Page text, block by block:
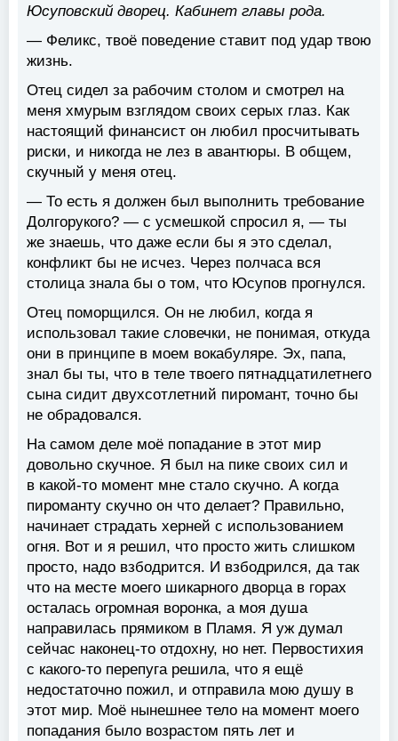
Юсуповский дворец. Кабинет главы рода.
— Феликс, твоё поведение ставит под удар твою
жизнь.
Отец сидел за рабочим столом и смотрел на
меня хмурым взглядом своих серых глаз. Как
настоящий финансист он любил просчитывать
риски, и никогда не лез в авантюры. В общем,
скучный у меня отец.
— То есть я должен был выполнить требование
Долгорукого? — с усмешкой спросил я, — ты
же знаешь, что даже если бы я это сделал,
конфликт бы не исчез. Через полчаса вся
столица знала бы о том, что Юсупов прогнулся.
Отец поморщился. Он не любил, когда я
использовал такие словечки, не понимая, откуда
они в принципе в моем вокабуляре. Эх, папа,
знал бы ты, что в теле твоего пятнадцатилетнего
сына сидит двухсотлетний пиромант, точно бы
не обрадовался.
На самом деле моё попадание в этот мир
довольно скучное. Я был на пике своих сил и
в какой-то момент мне стало скучно. А когда
пироманту скучно он что делает? Правильно,
начинает страдать херней с использованием
огня. Вот и я решил, что просто жить слишком
просто, надо взбодрится. И взбодрился, да так
что на месте моего шикарного дворца в горах
осталась огромная воронка, а моя душа
направилась прямиком в Пламя. Я уж думал
сейчас наконец-то отдохну, но нет. Первостихия
с какого-то перепуга решила, что я ещё
недостаточно пожил, и отправила мою душу в
этот мир. Моё нынешнее тело на момент моего
попадания было возрастом пять лет и